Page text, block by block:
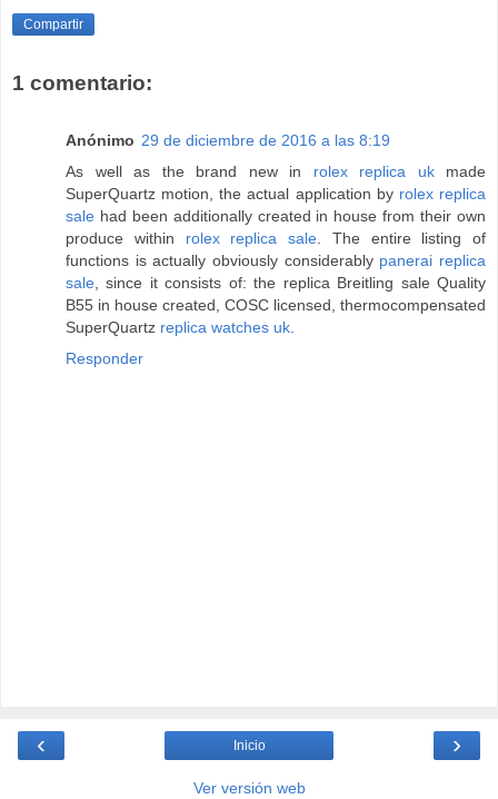
Compartir
1 comentario:
Anónimo 29 de diciembre de 2016 a las 8:19
As well as the brand new in rolex replica ukmade
SuperQuartz motion, the actual application by rolex replica
sale had been additionally created in house from their own
produce within rolex replica sale. The entire listing of
functions is actually obviously considerably panerai replica
sale, since it consists of: the replica Breitling sale Quality
B55 in house created, COSC licensed, thermocompensated
SuperQuartz replica watches uk.
Responder
‹ ›
Inicio
Ver versión web